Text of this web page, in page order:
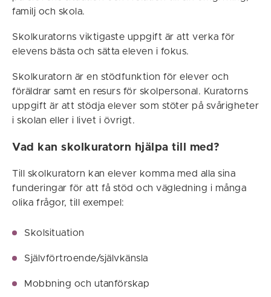
familj och skola.
Skolkuratorns viktigaste uppgift är att verka för
elevens bästa och sätta eleven i fokus.
Skolkuratorn är en stödfunktion för elever och
föräldrar samt en resurs för skolpersonal. Kuratorns
uppgift är att stödja elever som stöter på svårigheter
i skolan eller i livet i övrigt.
Vad kan skolkuratorn hjälpa till med?
Till skolkuratorn kan elever komma med alla sina
funderingar för att få stöd och vägledning i många
olika frågor, till exempel:
Skolsituation
Självförtroende/självkänsla
Mobbning och utanförskap